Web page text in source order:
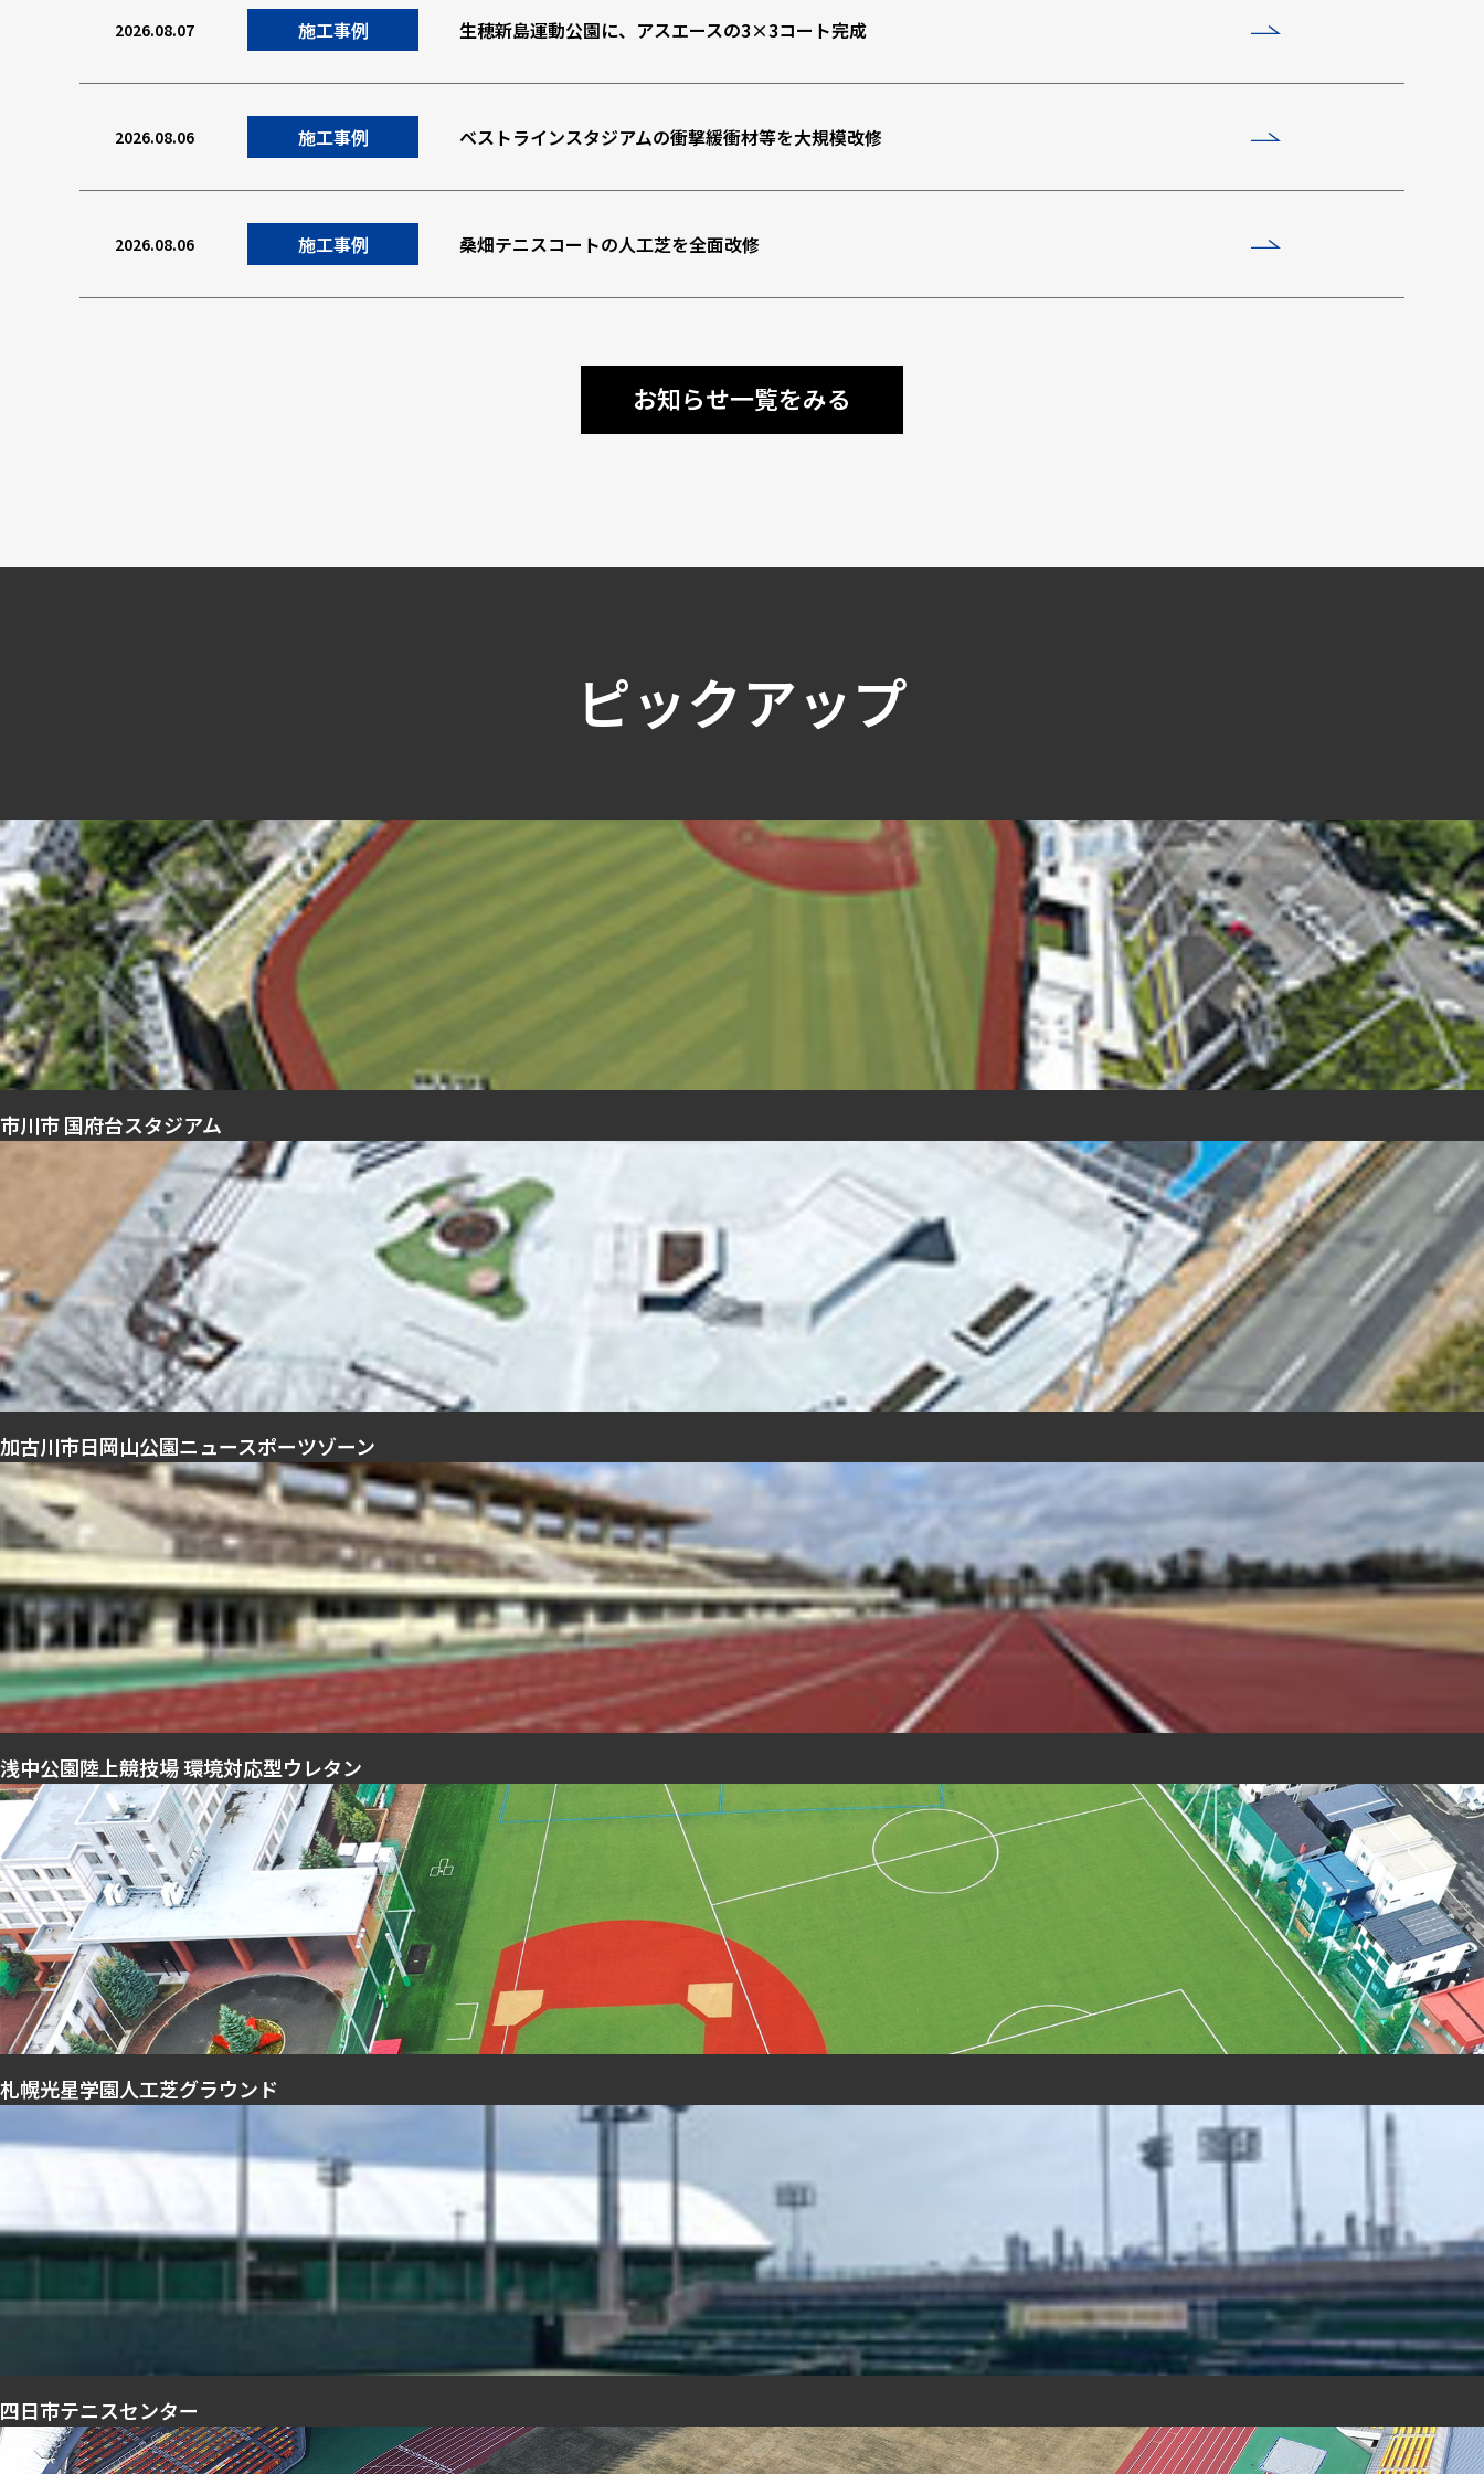
2026.08.07 施工事例 生穂新島運動公園に、アスエースの3×3コート完成
2026.08.06 施工事例 ベストラインスタジアムの衝撃緩衝材等を大規模改修
2026.08.06 施工事例 桑畑テニスコートの人工芝を全面改修
お知らせ一覧をみる
ピックアップ
市川市 国府台スタジアム
加古川市日岡山公園ニュースポーツゾーン
浅中公園陸上競技場 環境対応型ウレタン
札幌光星学園人工芝グラウンド
四日市テニスセンター